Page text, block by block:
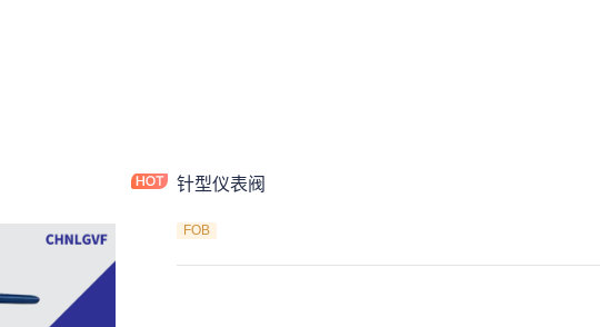
针型仪表阀
FOB